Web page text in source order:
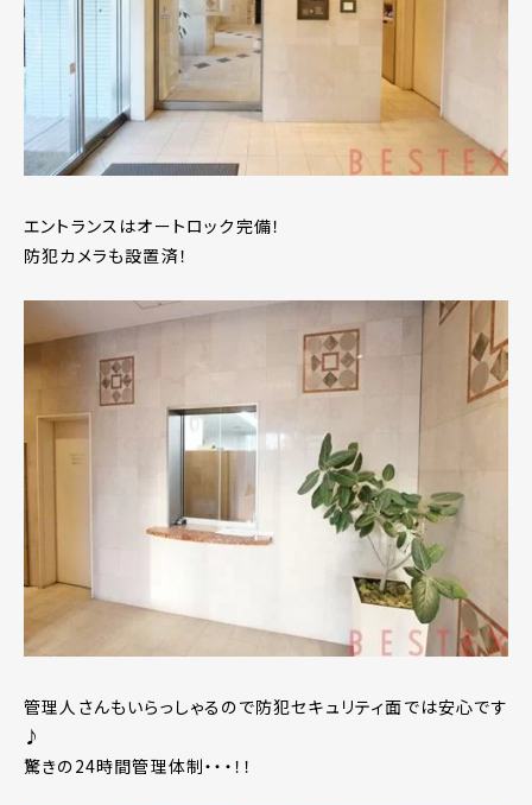
エントランスはオートロック完備！
防犯カメラも設置済！
管理人さんもいらっしゃるので防犯セキュリティ面では安心です
♪
驚きの24時間管理体制・・・！！